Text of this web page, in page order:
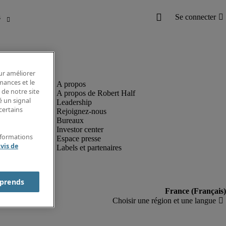
A propos de Robert Half
Leadership
Rejoignez-nous
Bureaux
Investor center
Espace presse
Labels et partenaires
améliorer
et le
notre site
un signal
de